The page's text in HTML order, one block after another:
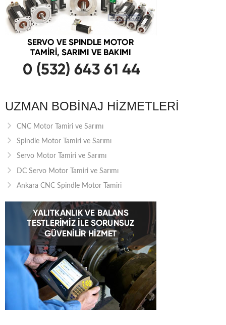
UZMAN BOBINAJ HIZMETLERI
CNC Motor Tamiri ve Sarımı
Spindle Motor Tamiri ve Sarımı
Servo Motor Tamiri ve Sarımı
DC Servo Motor Tamiri ve Sarımı
Ankara CNC Spindle Motor Tamiri